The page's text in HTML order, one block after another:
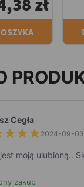
Cegła
2024-09-03
moją ulubioną..
zakup